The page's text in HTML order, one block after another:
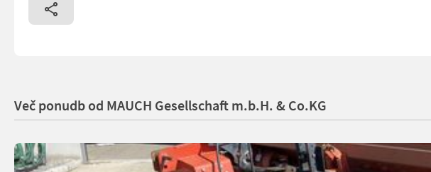
Več ponudb od MAUCH Gesellschaft m.b.H. & Co.KG